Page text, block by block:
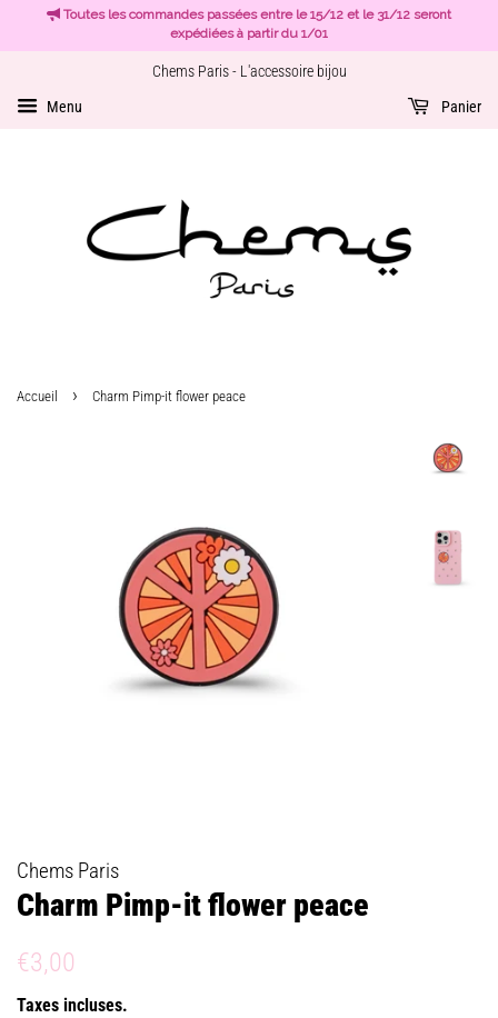
Toutes les commandes passées entre le 15/12 et le 31/12 seront
expédiées à partir du 1/01
Chems Paris - L'accessoire bijou
Menu Panier
Accueil › Charm Pimp-it flower peace
Chems Paris
Charm Pimp-it flower peace
Prix
€3,00
Taxes incluses.